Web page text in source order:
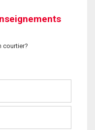
courtier?